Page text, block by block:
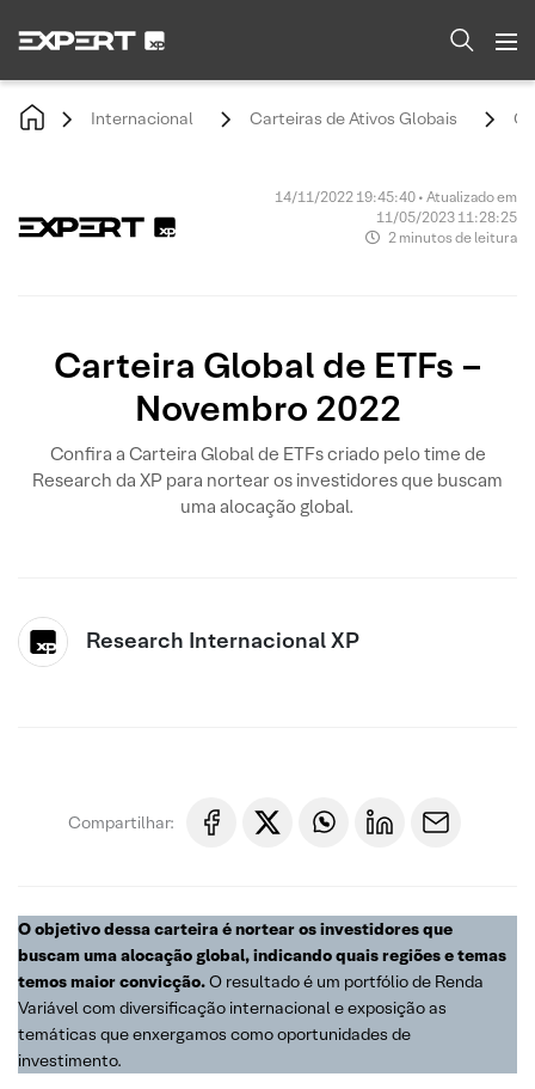
Internacional Carteiras de Ativos Globais
14/11/2022 19:45:40 • Atualizado em
11/05/2023 11:28:25
2 minutos de leitura
Carteira Global de ETFs –
Novembro 2022
Confira a Carteira Global de ETFs criado pelo time de
Research da XP para nortear os investidores que buscam
uma alocação global.
Research Internacional XP
Compartilhar:
O objetivo dessa carteira é nortear os investidores que
buscam uma alocação global, indicando quais regiões e temas
temos maior convicção.O resultado é um portfólio de Renda
Variável com diversificação internacional e exposição as
temáticas que enxergamos como oportunidades de
investimento.